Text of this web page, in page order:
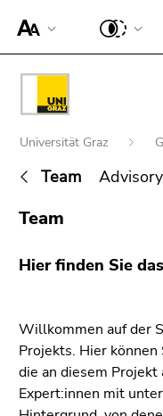
Seite
besser für
Screen-
Reader
darstellen
zu
betätigen
diesen
Um die
für Screen-
Reader zu
deaktivieren,
bestätigen
Beginn
des
Seitenbereichs:
Seiteneinstellungen:
Ende
dieses
Seitenbereichs.
Übersicht
Seitenbereiche
Beginn
Suche nach
Ende
Übersicht
Beginn
Seitenbereichs:
befinden
hier:
Universität Graz
Team
Ende
dieses
Zur
Seitenbereiche
Team
Hier finden Sie
Willkommen auf der
Projekts. Hier
die an diesem
Expert:innen mit